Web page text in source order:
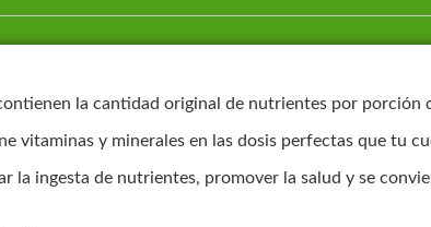
la cantidad original de nutrientes por porción
vitaminas y minerales en las dosis perfectas que tu
la ingesta de nutrientes, promover la salud y se